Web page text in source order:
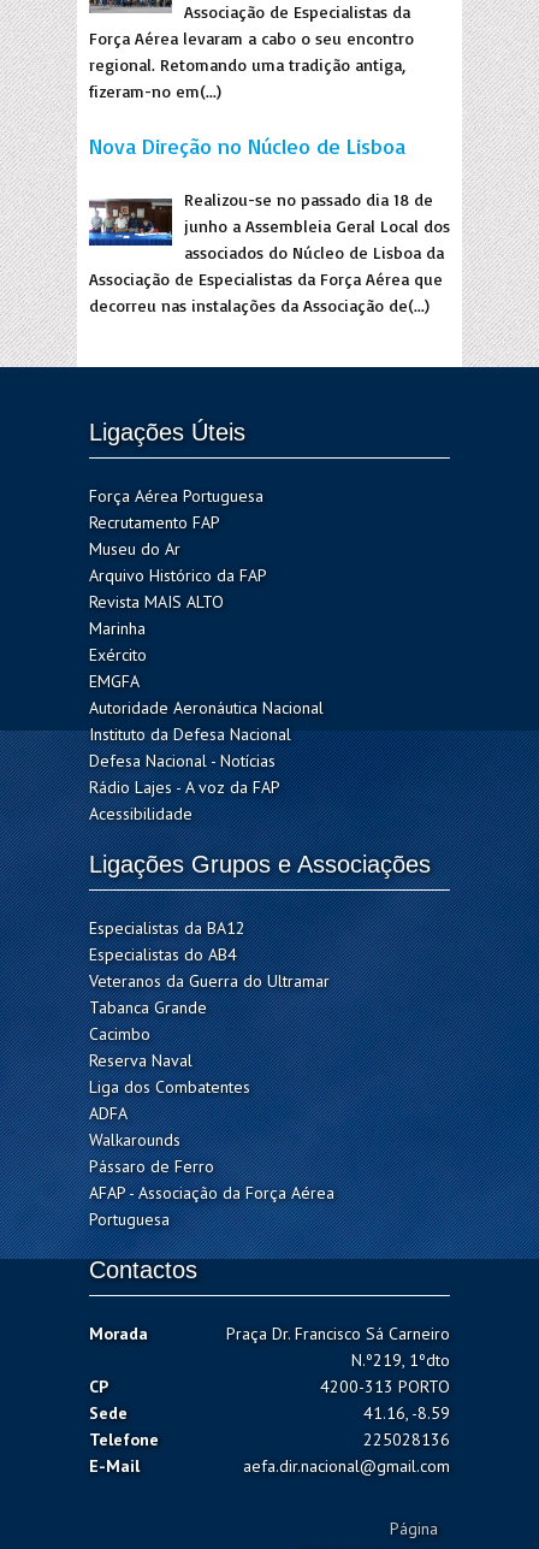
Associação de Especialistas da
Força Aérea levaram a cabo o seu encontro
regional. Retomando uma tradição antiga,
fizeram-no em(...)
Nova Direção no Núcleo de Lisboa
Realizou-se no passado dia 18 de
junho a Assembleia Geral Local dos
associados do Núcleo de Lisboa da
Associação de Especialistas da Força Aérea que
decorreu nas instalações da Associação de(...)
Ligações Úteis
Força Aérea Portuguesa
Recrutamento FAP
Museu do Ar
Arquivo Histórico da FAP
Revista MAIS ALTO
Marinha
Exército
EMGFA
Autoridade Aeronáutica Nacional
Instituto da Defesa Nacional
Defesa Nacional - Notícias
Rádio Lajes - A voz da FAP
Acessibilidade
Ligações Grupos e Associações
Especialistas da BA12
Especialistas do AB4
Veteranos da Guerra do Ultramar
Tabanca Grande
Cacimbo
Reserva Naval
Liga dos Combatentes
ADFA
Walkarounds
Pássaro de Ferro
AFAP - Associação da Força Aérea
Portuguesa
Contactos
Morada
Praça Dr. Francisco Sá Carneiro
N.º219, 1ºdto
CP
4200-313 PORTO
Sede
41.16, -8.59
Telefone
225028136
E-Mail
aefa.dir.nacional@gmail.com
Página